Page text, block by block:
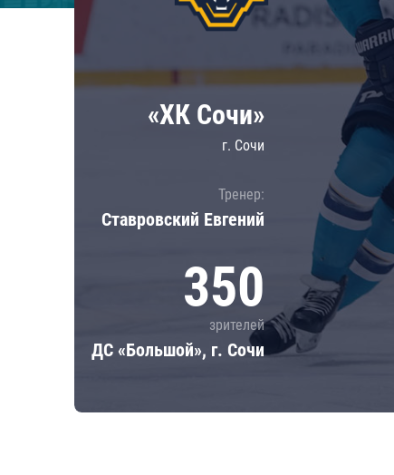
Локомотив
ЦСКА
Шанхайские Драконы
«ХК Сочи»
г. Сочи
Тренер:
Ставровский Евгений
350
зрителей
ДС «Большой», г. Сочи